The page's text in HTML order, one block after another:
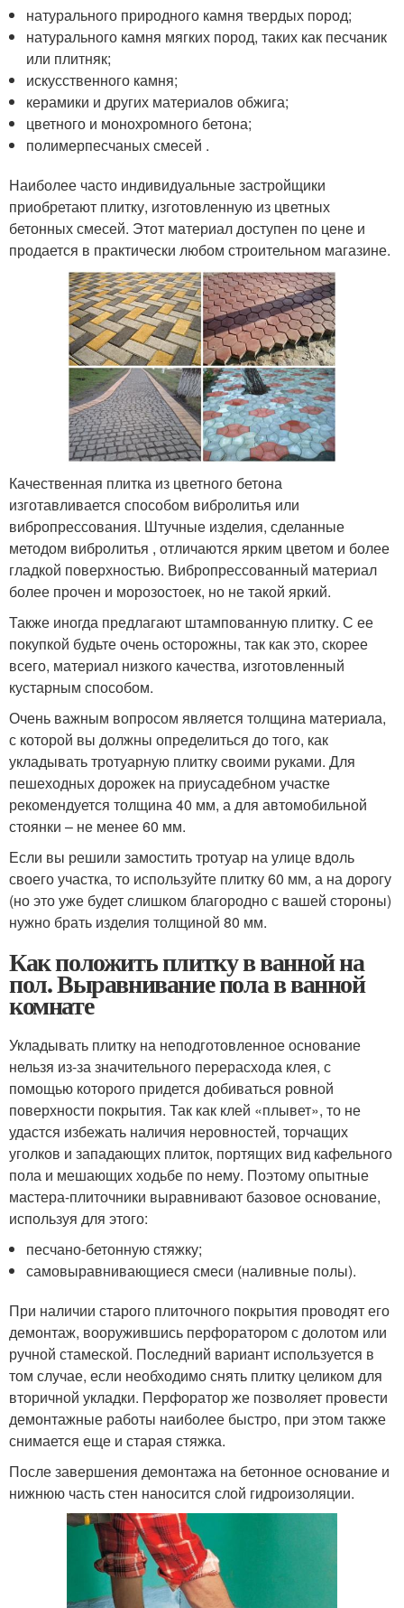
натурального природного камня твердых пород;
натурального камня мягких пород, таких как песчаник
или плитняк;
искусственного камня;
керамики и других материалов обжига;
цветного и монохромного бетона;
полимерпесчаных смесей .
Наиболее часто индивидуальные застройщики
приобретают плитку, изготовленную из цветных
бетонных смесей. Этот материал доступен по цене и
продается в практически любом строительном магазине.
Качественная плитка из цветного бетона
изготавливается способом вибролитья или
вибропрессования. Штучные изделия, сделанные
методом вибролитья , отличаются ярким цветом и более
гладкой поверхностью. Вибропрессованный материал
более прочен и морозостоек, но не такой яркий.
Также иногда предлагают штампованную плитку. С ее
покупкой будьте очень осторожны, так как это, скорее
всего, материал низкого качества, изготовленный
кустарным способом.
Очень важным вопросом является толщина материала,
с которой вы должны определиться до того, как
укладывать тротуарную плитку своими руками. Для
пешеходных дорожек на приусадебном участке
рекомендуется толщина 40 мм, а для автомобильной
стоянки – не менее 60 мм.
Если вы решили замостить тротуар на улице вдоль
своего участка, то используйте плитку 60 мм, а на дорогу
(но это уже будет слишком благородно с вашей стороны)
нужно брать изделия толщиной 80 мм.
Как положить плитку в ванной на
пол. Выравнивание пола в ванной
комнате
Укладывать плитку на неподготовленное основание
нельзя из-за значительного перерасхода клея, с
помощью которого придется добиваться ровной
поверхности покрытия. Так как клей «плывет», то не
удастся избежать наличия неровностей, торчащих
уголков и западающих плиток, портящих вид кафельного
пола и мешающих ходьбе по нему. Поэтому опытные
мастера-плиточники выравнивают базовое основание,
используя для этого:
песчано-бетонную стяжку;
самовыравнивающиеся смеси (наливные полы).
При наличии старого плиточного покрытия проводят его
демонтаж, вооружившись перфоратором с долотом или
ручной стамеской. Последний вариант используется в
том случае, если необходимо снять плитку целиком для
вторичной укладки. Перфоратор же позволяет провести
демонтажные работы наиболее быстро, при этом также
снимается еще и старая стяжка.
После завершения демонтажа на бетонное основание и
нижнюю часть стен наносится слой гидроизоляции.